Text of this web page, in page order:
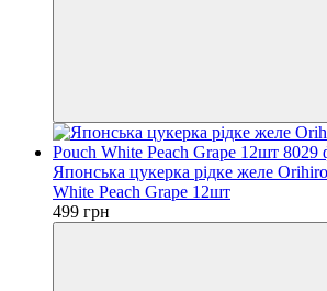
Японська цукерка рідке желе
White Peach Grape 12шт
499 грн